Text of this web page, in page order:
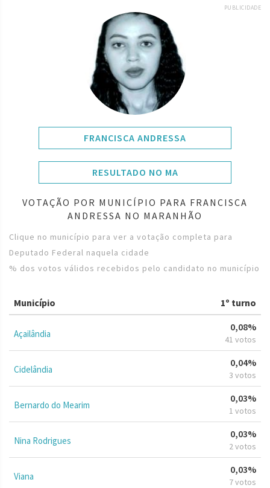
PUBLICIDADE
FRANCISCA ANDRESSA
RESULTADO NO MA
VOTAÇÃO POR MUNICÍPIO PARA FRANCISCA
ANDRESSA NO MARANHÃO
Clique no município para ver a votação completa para
Deputado Federal naquela cidade
% dos votos válidos recebidos pelo candidato no município
Município 1º turno
Açailândia
0,08%
41 votos
Cidelândia
0,04%
3 votos
Bernardo do Mearim
0,03%
1 votos
Nina Rodrigues
0,03%
2 votos
Viana
0,03%
7 votos